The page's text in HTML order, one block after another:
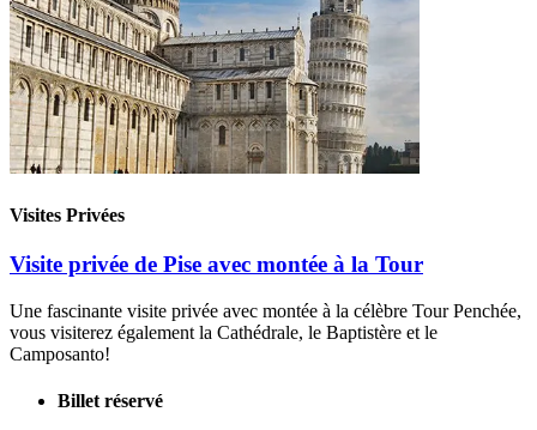
Visites Privées
Visite privée de Pise avec montée à la Tour
Une fascinante visite privée avec montée à la célèbre Tour Penchée,
vous visiterez également la Cathédrale, le Baptistère et le
Camposanto!
Billet réservé